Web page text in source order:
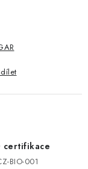
certifikace
BIO-001